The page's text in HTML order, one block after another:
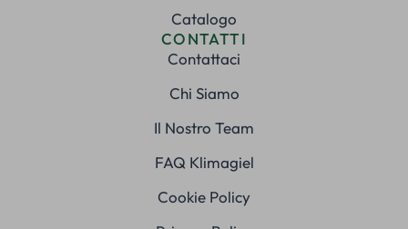
Catalogo
CONTATTI
Contattaci
Chi Siamo
Il Nostro Team
FAQ Klimagiel
Cookie Policy